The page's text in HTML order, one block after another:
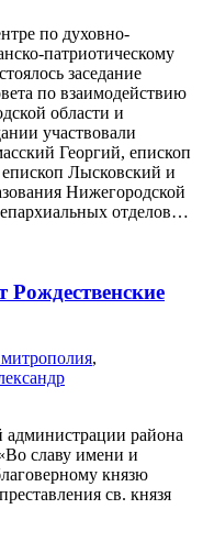
по духовно-
патриотическому
заседание
по взаимодействию
области и
участвовали
Георгий, епископ
Лысковский и
Нижегородской
отделов…
Рождественские
,
администрации района
славу имени и
князю
св. князя